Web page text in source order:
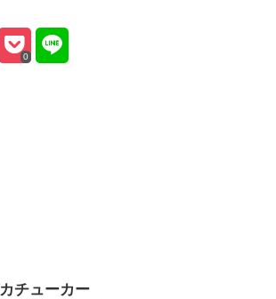
0
チューカー